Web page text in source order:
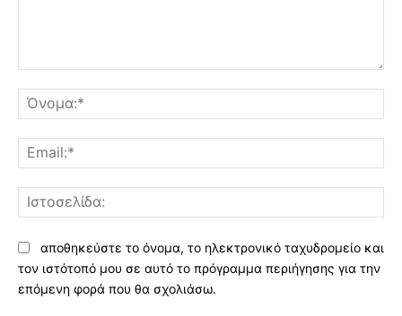
αποθηκεύστε το όνομα, το ηλεκτρονικό ταχυδρομείο και
τον ιστότοπό μου σε αυτό το πρόγραμμα περιήγησης για την
επόμενη φορά που θα σχολιάσω.